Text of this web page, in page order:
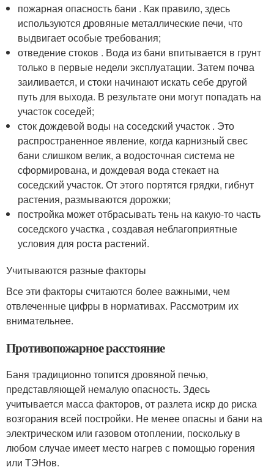
пожарная опасность бани . Как правило, здесь
используются дровяные металлические печи, что
выдвигает особые требования;
отведение стоков . Вода из бани впитывается в грунт
только в первые недели эксплуатации. Затем почва
заиливается, и стоки начинают искать себе другой
путь для выхода. В результате они могут попадать на
участок соседей;
сток дождевой воды на соседский участок . Это
распространенное явление, когда карнизный свес
бани слишком велик, а водосточная система не
сформирована, и дождевая вода стекает на
соседский участок. От этого портятся грядки, гибнут
растения, размываются дорожки;
постройка может отбрасывать тень на какую-то часть
соседского участка , создавая неблагоприятные
условия для роста растений.
Учитываются разные факторы
Все эти факторы считаются более важными, чем
отвлеченные цифры в нормативах. Рассмотрим их
внимательнее.
Противопожарное расстояние
Баня традиционно топится дровяной печью,
представляющей немалую опасность. Здесь
учитывается масса факторов, от разлета искр до риска
возгорания всей постройки. Не менее опасны и бани на
электрическом или газовом отоплении, поскольку в
любом случае имеет место нагрев с помощью горения
или ТЭНов.